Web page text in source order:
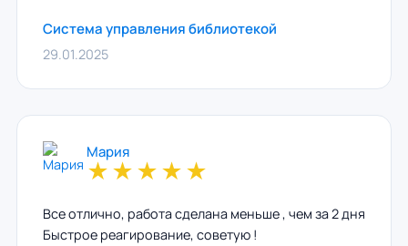
Система управления библиотекой
29.01.2025
Мария
★★★★★
Все отлично, работа сделана меньше , чем за 2 дня
Быстрое реагирование, советую !